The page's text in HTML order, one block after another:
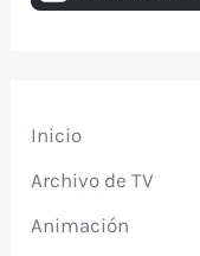
Inicio
Archivo de TV
Animación